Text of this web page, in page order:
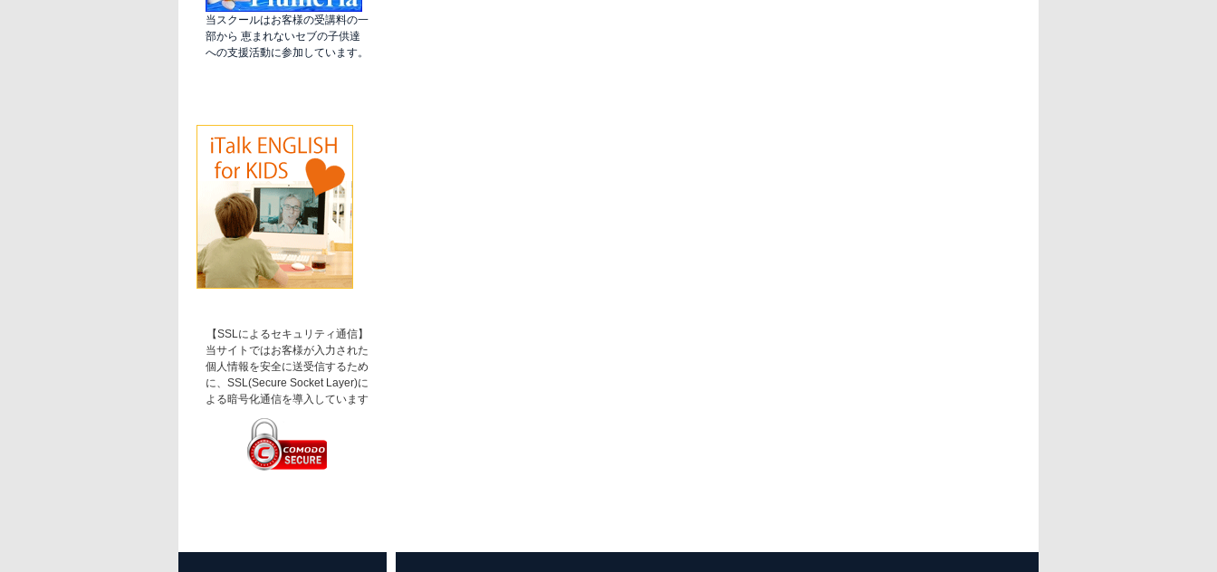
当スクールはお客様の受講料の一
部から 恵まれないセブの子供達
への支援活動に参加しています。
【SSLによるセキュリティ通信】
当サイトではお客様が入力された
個人情報を安全に送受信するため
に、SSL(Secure Socket Layer)に
よる暗号化通信を導入しています